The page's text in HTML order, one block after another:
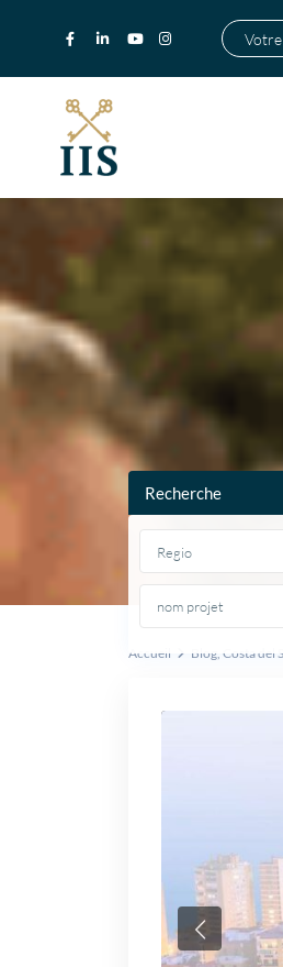
Recherche
Regio
Accueil Blog, Costa del